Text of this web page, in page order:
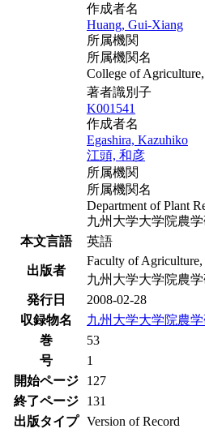
作成者名
Huang, Gui-Xiang
所属機関
所属機関名
College of
著者識別子
K001541
作成者名
Egashira, Kazuhiko
江頭, 和彦
所属機関
所属機関名
Department of Plant
九州大学大学院農
本文言語
英語
出版者
Faculty of
九州大学大学院農
発行日
2008-02-28
収録物名
九州大学大学院農
巻
53
号
1
開始ページ
127
終了ページ
131
出版タイプ Version of Record